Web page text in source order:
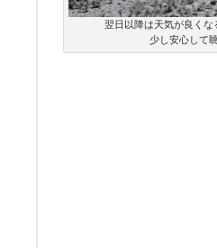
翌日以降は天気が良くな
少し安心して